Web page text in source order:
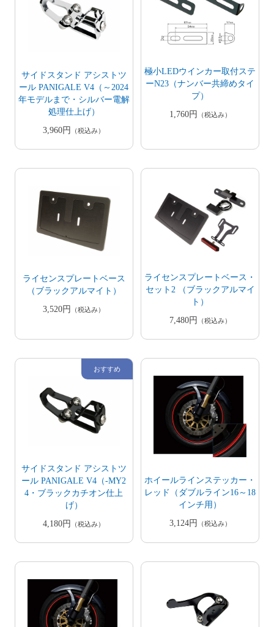
サイドスタンド アシストツ
ール PANIGALE V4（～2024
年モデルまで・シルバー電解
処理仕上げ）
3,960円
（税込み）
極小LEDウインカー取付ステ
ーN23（ナンバー共締めタイ
プ）
1,760円
（税込み）
ライセンスプレートベース
（ブラックアルマイト）
3,520円
（税込み）
ライセンスプレートベース・
セット2 （ブラックアルマイ
ト）
7,480円
（税込み）
サイドスタンド アシストツ
ール PANIGALE V4（-MY2
4・ブラックカチオン仕上
げ）
4,180円
（税込み）
ホイールラインステッカー・
レッド（ダブルライン16～18
インチ用）
3,124円
（税込み）